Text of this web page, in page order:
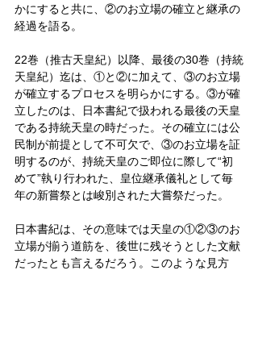
かにすると共に、②のお立場の確立と継承の
経過を語る。
22巻（推古天皇紀）以降、最後の30巻（持統
天皇紀）迄は、①と②に加えて、③のお立場
が確立するプロセスを明らかにする。③が確
立したのは、日本書紀で扱われる最後の天皇
である持統天皇の時だった。その確立には公
民制が前提として不可欠で、③のお立場を証
明するのが、持統天皇のご即位に際して“初
めて”執り行われた、皇位継承儀礼として毎
年の新嘗祭とは峻別された大嘗祭だった。
日本書紀は、その意味では天皇の①②③のお
立場が揃う道筋を、後世に残そうとした文献
だったとも言えるだろう。このような見方